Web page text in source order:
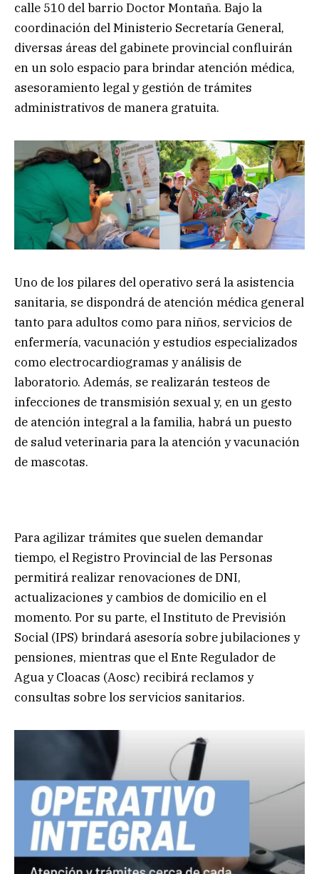
calle 510 del barrio Doctor Montaña. Bajo la
coordinación del Ministerio Secretaría General,
diversas áreas del gabinete provincial confluirán
en un solo espacio para brindar atención médica,
asesoramiento legal y gestión de trámites
administrativos de manera gratuita.
Uno de los pilares del operativo será la asistencia
sanitaria, se dispondrá de atención médica general
tanto para adultos como para niños, servicios de
enfermería, vacunación y estudios especializados
como electrocardiogramas y análisis de
laboratorio. Además, se realizarán testeos de
infecciones de transmisión sexual y, en un gesto
de atención integral a la familia, habrá un puesto
de salud veterinaria para la atención y vacunación
de mascotas.
Para agilizar trámites que suelen demandar
tiempo, el Registro Provincial de las Personas
permitirá realizar renovaciones de DNI,
actualizaciones y cambios de domicilio en el
momento. Por su parte, el Instituto de Previsión
Social (IPS) brindará asesoría sobre jubilaciones y
pensiones, mientras que el Ente Regulador de
Agua y Cloacas (Aosc) recibirá reclamos y
consultas sobre los servicios sanitarios.